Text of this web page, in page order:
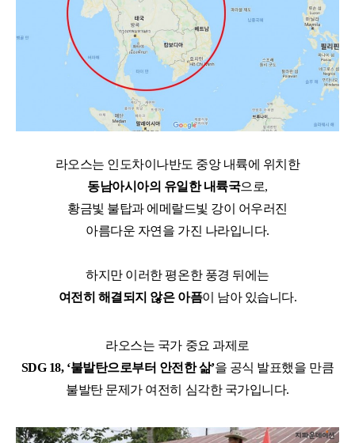
라오스는 인도차이나반도 중앙 내륙에 위치한
동남아시아의 유일한 내륙국으로,
황금빛 불탑과 에메랄드빛 강이 어우러진
아름다운 자연을 가진 나라입니다.
하지만 이러한 평온한 풍경 뒤에는
여전히 해결되지 않은 아픔이 남아 있습니다.
라오스는 국가 중요 과제로
SDG 18, ‘불발탄으로부터 안전한 삶’을 공식 발표했을 만큼
불발탄 문제가 여전히 심각한 국가입니다.